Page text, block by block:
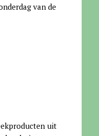
van de
uit